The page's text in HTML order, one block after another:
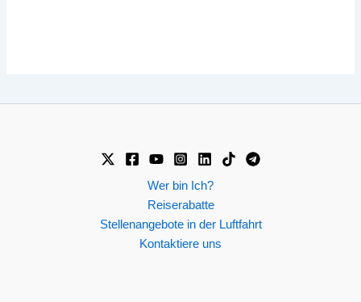
Wer bin Ich?
Reiserabatte
Stellenangebote in der Luftfahrt
Kontaktiere uns